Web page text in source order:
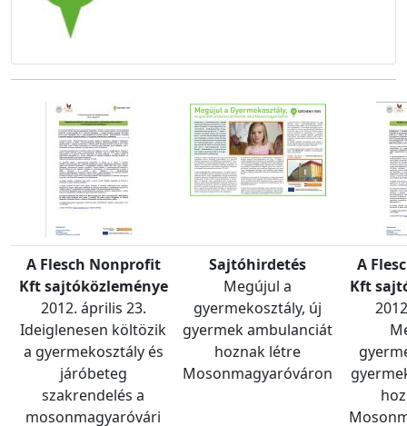
A Flesch Nonprofit
Kft sajtóközleménye
2012. április 23.
Ideiglenesen költözik
a gyermekosztály és
járóbeteg
szakrendelés a
mosonmagyaróvári
Sajtóhirdetés
Megújul a
gyermekosztály, új
gyermek ambulanciát
hoznak létre
Mosonmagyaróváron
A
Kft